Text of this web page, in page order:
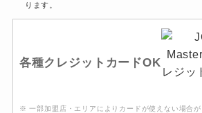
ります。
各種クレジットカードOK
※ 一部加盟店・エリアによりカードが使えない場合が